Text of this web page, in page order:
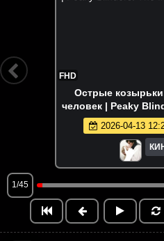
FHD
Острые
человек | Peaky
Man
2026-04-13
1/45